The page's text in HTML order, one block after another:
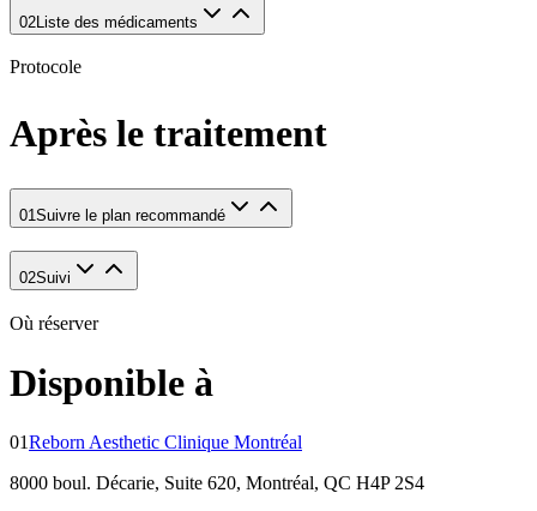
02Liste des médicaments
Protocole
Après le traitement
01Suivre le plan recommandé
02Suivi
Où réserver
Disponible à
01Reborn Aesthetic Clinique Montréal
8000 boul. Décarie, Suite 620, Montréal, QC H4P 2S4